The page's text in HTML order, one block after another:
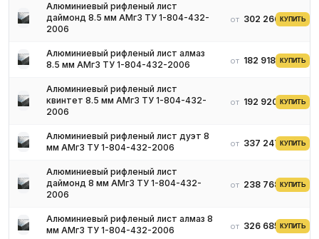
Алюминиевый рифленый лист
даймонд 8.5 мм АМг3 ТУ 1-804-432-
2006
от 302 266 ₽КУПИТЬ
Алюминиевый рифленый лист алмаз
8.5 мм АМг3 ТУ 1-804-432-2006
от 182 918 ₽КУПИТЬ
Алюминиевый рифленый лист
квинтет 8.5 мм АМг3 ТУ 1-804-432-
2006
от 192 920 ₽КУПИТЬ
Алюминиевый рифленый лист дуэт 8
мм АМг3 ТУ 1-804-432-2006
от 337 247 ₽КУПИТЬ
Алюминиевый рифленый лист
даймонд 8 мм АМг3 ТУ 1-804-432-
2006
от 238 768 ₽КУПИТЬ
Алюминиевый рифленый лист алмаз 8
мм АМг3 ТУ 1-804-432-2006
от 326 685 ₽КУПИТЬ